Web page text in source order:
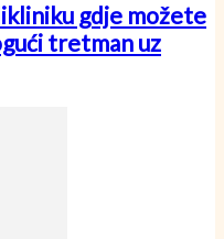
gdje možete
tretman uz